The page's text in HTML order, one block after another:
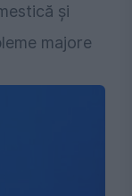
și
majore